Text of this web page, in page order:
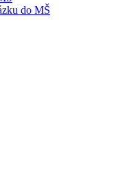
do MŠ